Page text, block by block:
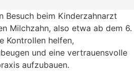
Besuch beim Kinderzahnarzt
Milchzahn, also etwa ab dem 6.
Kontrollen helfen,
und eine vertrauensvolle
aufzubauen.